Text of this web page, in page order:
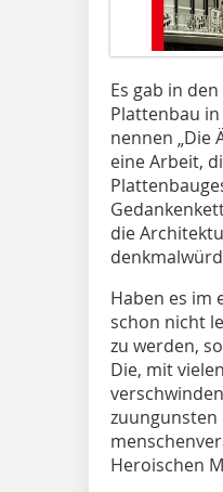
Es gab in
Plattenbau
nennen „Die
eine Arbeit,
die
Haben es im
schon nicht
zu werden,
Die, mit
zuungunsten
Heroischen